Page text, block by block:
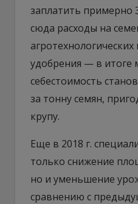
заплатить примерно
сюда расходы на
удобрения — в итоге
себестоимость
за тонну семян,
крупу.
Еще в 2018 г.
только снижение
но и уменьшение
сравнению с